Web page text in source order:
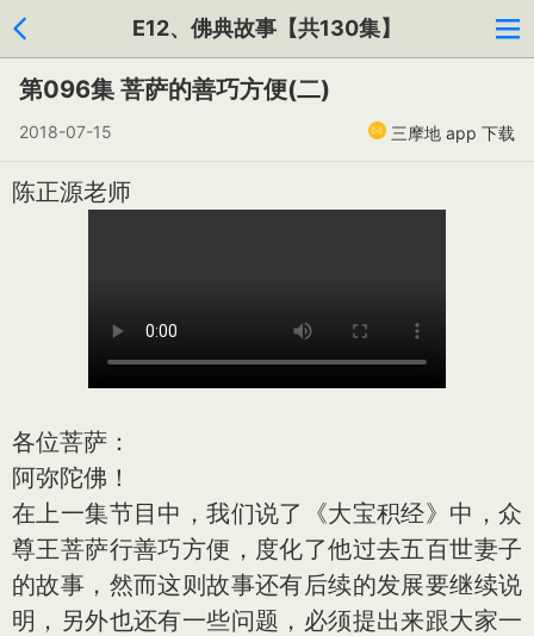
E12、佛典故事【共130集】
第096集 菩萨的善巧方便(二)
2018-07-15 三摩地 app 下载
陈正源老师
各位菩萨：
阿弥陀佛！
在上一集节目中，我们说了《大宝积经》中，众
尊王菩萨行善巧方便，度化了他过去五百世妻子
的故事，然而这则故事还有后续的发展要继续说
明，另外也还有一些问题，必须提出来跟大家一